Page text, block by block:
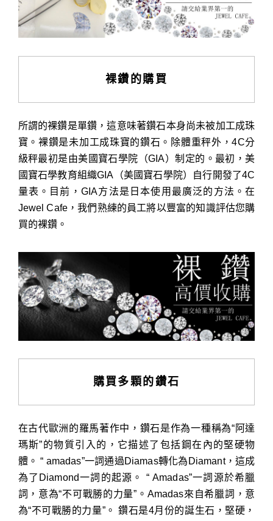
裸鑽的購買
所謂的裸鑽是單鑽，這意味著鑽石本身尚未被加工成珠
寶。裸鑽是未加工成珠寶的鑽石。除體重秤外，4C分
級秤最初是由美國寶石學院（GIA）制定的。最初，美
國寶石學教育組織GIA（美國寶石學院）自行開發了4C
量表。目前，GIA方法是日本使用最廣泛的方法。在
Jewel Cafe，我們熟練的員工將以豐富的知識評估您購
買的裸鑽。
購買多顆的鑽石
在古代歐洲的羅馬著作中，鑽石是作為一種稱為“阿達
瑪斯”的物質引入的，它描述了包括鋼在內的堅硬物
體。 “ amadas”一詞通過Diamas轉化為Diamant，這成
為了Diamond一詞的起源。 “ Amadas”一詞源於希臘
詞，意為“不可戰勝的力量”。Amadas來自希臘詞，意
為“不可戰勝的力量”。 鑽石是4月份的誕生石，堅硬，